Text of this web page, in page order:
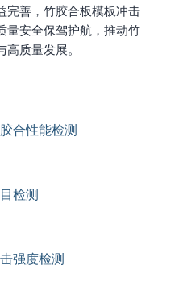
完善，竹胶合板模板冲击
量安全保驾护航，推动竹
质量发展。
合性能检测
检测
强度检测